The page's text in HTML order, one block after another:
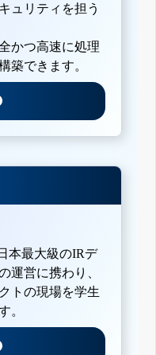
ュリティを担う
かつ高速に処理
築できます。
本最大級のIRデ
運営に携わり、
トの現場を学生
。